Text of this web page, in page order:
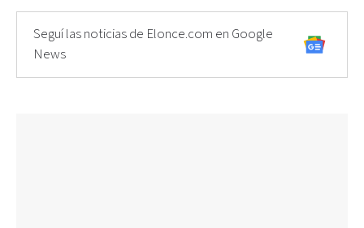
Seguí las noticias de Elonce.com en Google
News